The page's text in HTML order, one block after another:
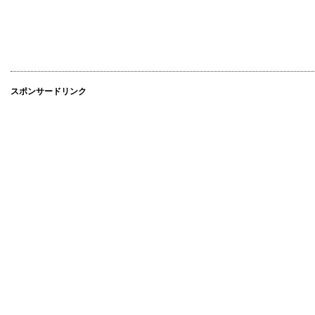
スポンサードリンク